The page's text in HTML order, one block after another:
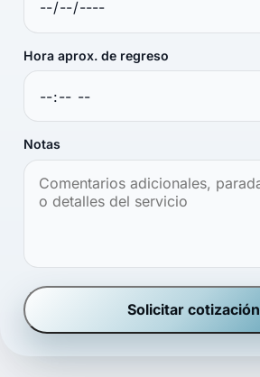
Hora aprox. de regreso
Notas
Solicitar cotización